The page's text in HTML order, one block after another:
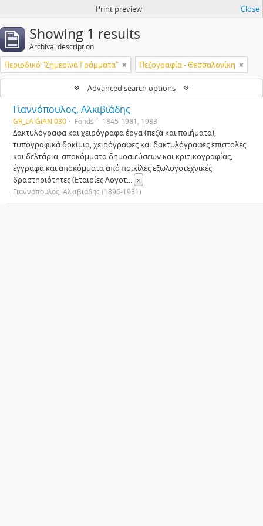
Print preview Close
Showing 1 results
Archival description
Περιοδικό "Σημερινά Γράμματα" Πεζογραφία - Θεσσαλονίκη
Advanced search options
Γιαννόπουλος, Αλκιβιάδης
GR_LA GIAN 030 Fonds 1845-1981, 1983
Δακτυλόγραφα και χειρόγραφα έργα (πεζά και ποιήματα),
τυπογραφικά δοκίμια, χειρόγραφες και δακτυλόγραφες επιστολές
και δελτάρια, αποκόμματα δημοσιεύσεων και κριτικογραφίας,
έγγραφα και αποκόμματα από ποικίλες εξωλογοτεχνικές
δραστηριότητες (Εταιρίες Λογοτ... »
Γιαννόπουλος, Αλκιβιάδης (1896-1981)